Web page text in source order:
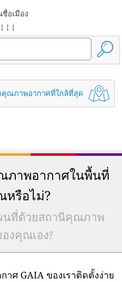
อเมือง
↓ ↓ ↓
คุณภาพอากาศที่ใกล้ที่สุด
าพอากาศในพื้นที่
รือไม่?
นที่ด้วยสถานีคุณภาพ
งคุณเอง?
ศ GAIA ของเราติดตั้งง่าย